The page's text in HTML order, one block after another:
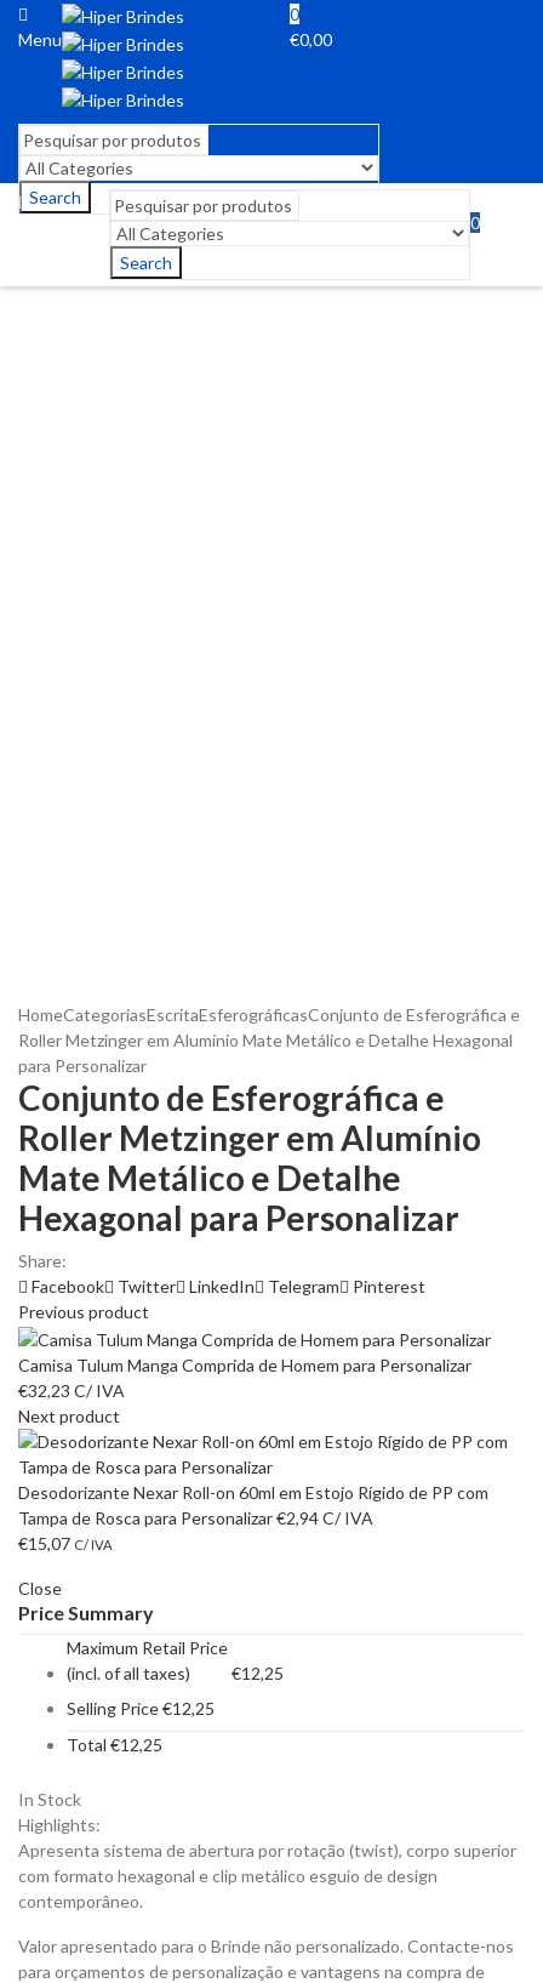
Menu
0
€0,00
Search
Search
0
HomeCategoriasEscritaEsferográficasConjunto de Esferográfica e
Roller Metzinger em Alumínio Mate Metálico e Detalhe Hexagonal
para Personalizar
Conjunto de Esferográfica e
Roller Metzinger em Alumínio
Mate Metálico e Detalhe
Hexagonal para Personalizar
Share:
Facebook
Twitter LinkedIn Telegram
Pinterest
Previous product
Camisa Tulum Manga Comprida de Homem para Personalizar
€32,23 C/ IVA
Next product
Desodorizante Nexar Roll-on 60ml em Estojo Rígido de PP com
Tampa de Rosca para Personalizar€2,94C/ IVA
€15,07 C/ IVA
Close
Price Summary
Maximum Retail Price
(incl. of all taxes)
€12,25
Selling Price€12,25
Total €12,25
In Stock
Highlights:
Apresenta sistema de abertura por rotação (twist), corpo superior
com formato hexagonal e clip metálico esguio de design
contemporâneo.
Valor apresentado para o Brinde não personalizado. Contacte-nos
para orçamentos de personalização e vantagens na compra de